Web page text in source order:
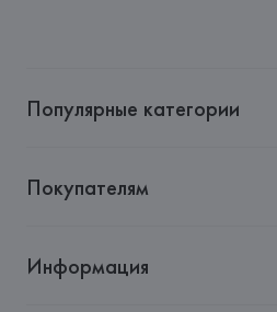
Популярные категории
Покупателям
Информация